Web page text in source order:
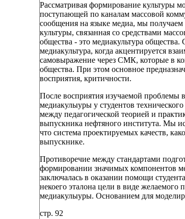
Рассматривая формирование культуры
поступающей по каналам массовой
сообщения на языке медиа, мы
культуры, связанная со средствами
общества - это медиакультура
медиакультура, когда акцентируется
самовыражение через СМК, которые в
общества. При этом основное
восприятия, критичности.
После восприятия изучаемой проблемы
медиакулыуры у студентов
между педагогической теорией и
выпускника нефтяного института. Мы
что система проектируемых качеств,
выпускнике.
Противоречие между стандартами
формировании значимых компонентов
заключалась в оказании помощи
некоего эталона цели в виде
медиакулыуры. Основанием для
стр. 92